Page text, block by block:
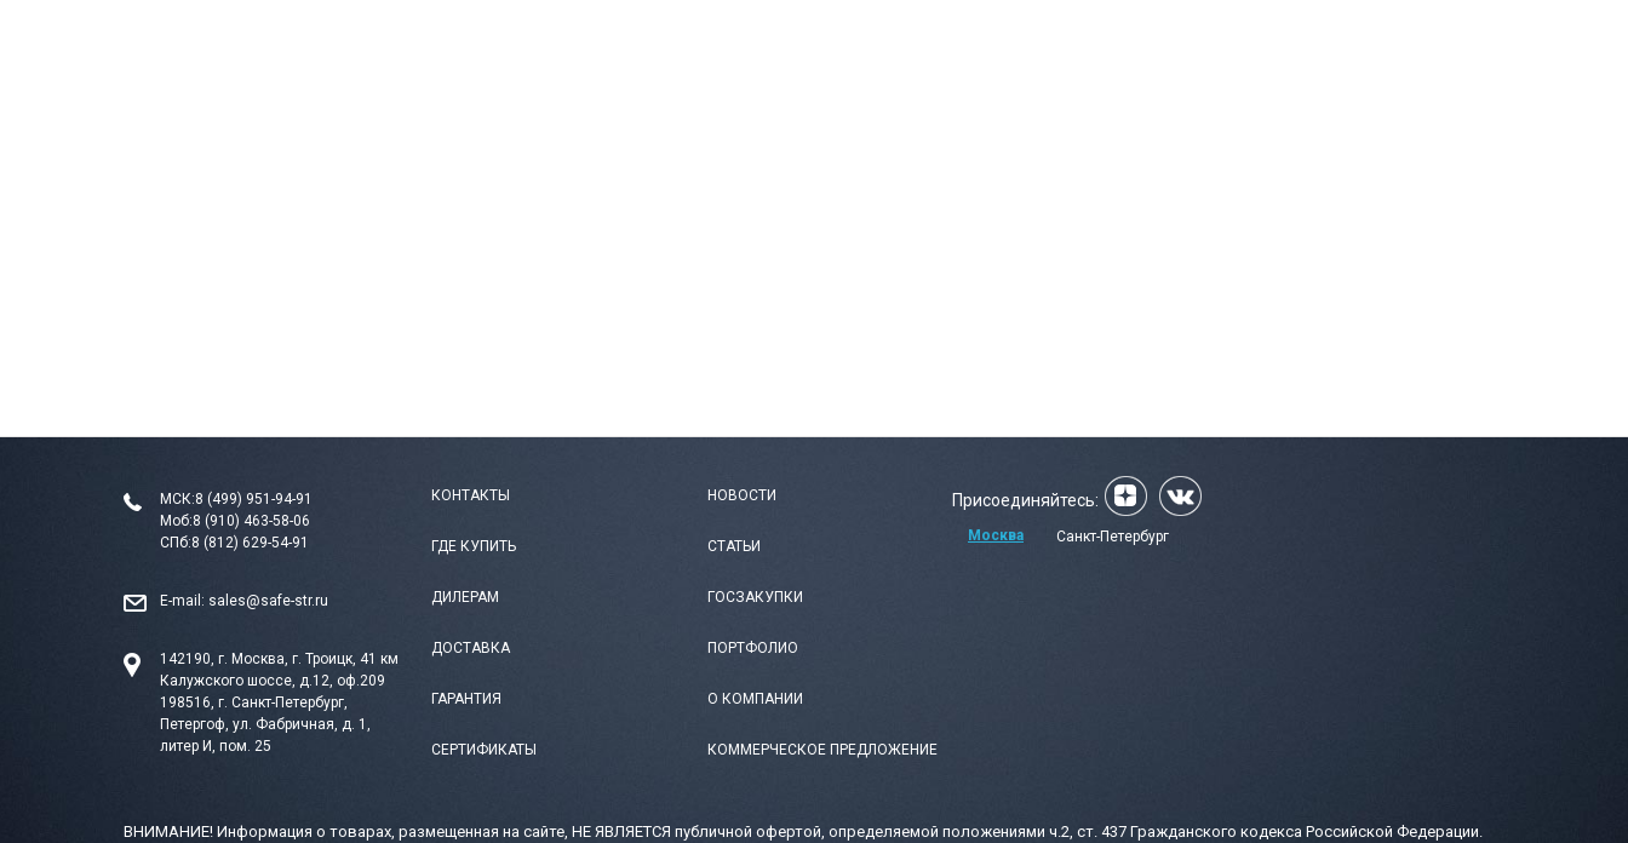
МСК:8 (499) 951-94-91
Моб:8 (910) 463-58-06
СПб:8 (812) 629-54-91
E-mail: sales@safe-str.ru
142190, г. Москва, г. Троицк, 41 км
Калужского шоссе, д.12, оф.209
198516, г. Санкт-Петербург,
Петергоф, ул. Фабричная, д. 1,
литер И, пом. 25
КОНТАКТЫ
ГДЕ КУПИТЬ
ДИЛЕРАМ
ДОСТАВКА
ГАРАНТИЯ
СЕРТИФИКАТЫ
НОВОСТИ
СТАТЬИ
ГОСЗАКУПКИ
ПОРТФОЛИО
О КОМПАНИИ
КОММЕРЧЕСКОЕ ПРЕДЛОЖЕНИЕ
Присоединяйтесь:
Москва Санкт-Петербург
ВНИМАНИЕ! Информация о товарах, размещенная на сайте, НЕ ЯВЛЯЕТСЯ публичной офертой, определяемой положениями ч.2, ст. 437 Гражданского кодекса Российской Федерации.